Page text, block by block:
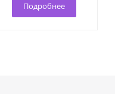
Подробнее